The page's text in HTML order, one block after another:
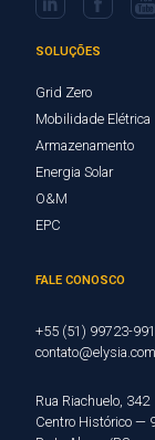
SOLUÇÕES
Grid Zero
Mobilidade Elétrica
Armazenamento
Energia Solar
O&M
EPC
FALE CONOSCO
+55 (51) 99723-
Rua Riachuelo, 342
Centro Histórico —